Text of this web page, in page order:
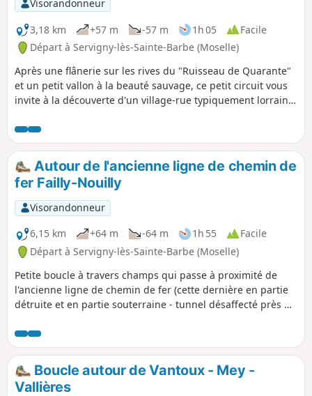
Visorandonneur
3,18 km
+57 m -57 m 1h 05
Facile
Départ à Servigny-lès-Sainte-Barbe (Moselle)
Après une flânerie sur les rives du "Ruisseau de Quarante"
et un petit vallon à la beauté sauvage, ce petit circuit vous
invite à la découverte d'un village-rue typiquement lorrain,
patrimoine bâti exceptionnel.
Autour de l'ancienne ligne de chemin de
fer Failly-Nouilly
Visorandonneur
6,15 km
+64 m -64 m 1h 55
Facile
Départ à Servigny-lès-Sainte-Barbe (Moselle)
Petite boucle à travers champs qui passe à proximité de
l'ancienne ligne de chemin de fer (cette dernière en partie
détruite et en partie souterraine - tunnel désaffecté près de
l'ancienne gare à Nouilly aujourd'hui reconvertie à titre
privé.
Boucle autour de Vantoux - Mey -
Vallières